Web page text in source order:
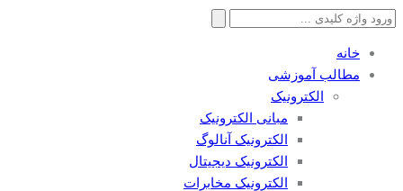
جستجو
خانه
مطالب آموزشی
الکترونیک
مبانی الکترونیک
الکترونیک آنالوگ
الکترونیک دیجیتال
الکترونیک مخابرات